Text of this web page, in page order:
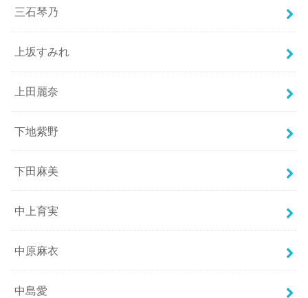
三石琴乃
上坂すみれ
上田麗奈
下地紫野
下田麻美
中上育実
中原麻衣
中島愛